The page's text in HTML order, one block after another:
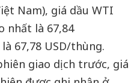
Nam), giá dầu WTI
nhất là 67,84
67,78 USD/thùng.
giao dịch trước, giá